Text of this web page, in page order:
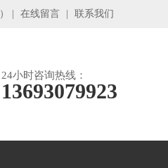
） 在线留言 联系我们
24小时咨询热线：
13693079923